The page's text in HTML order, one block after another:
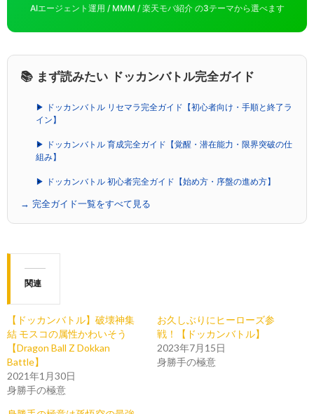
AIエージェント運用 / MMM / 楽天モバ紹介 の3テーマから選べます
📚 まず読みたい ドッカンバトル完全ガイド
▶ ドッカンバトル リセマラ完全ガイド【初心者向け・手順と終了ラ
イン】
▶ ドッカンバトル 育成完全ガイド【覚醒・潜在能力・限界突破の仕
組み】
▶ ドッカンバトル 初心者完全ガイド【始め方・序盤の進め方】
→ 完全ガイド一覧をすべて見る
関連
【ドッカンバトル】破壊神集
結 モスコの属性かわいそう
【Dragon Ball Z Dokkan
Battle】
2021年1月30日
身勝手の極意
お久しぶりにヒーローズ参
戦！【ドッカンバトル】
2023年7月15日
身勝手の極意